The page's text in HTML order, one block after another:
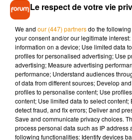
d’Oléron. Il a également affirmé
autres lors des cinq dernières
enquêteurs ont retrouvé un
antivols et un autre vélo.
L’individu est convoqué devant le
mai prochain.
Musique
Le respect de votre vie
We and our (447) partnersdo the
your consent and/or our legitimate
information on a device; Use limited data
profiles for personalised advertising; Use
advertising; Measure advertising
performance; Understand audiences
of data from different sources; Develop
profiles to personalise content; Use
content; Use limited data to select content;
detect fraud, and fix errors; Deliver and
Save and communicate privacy choices.
process personal data such as IP address
following functionalities: Identify devices